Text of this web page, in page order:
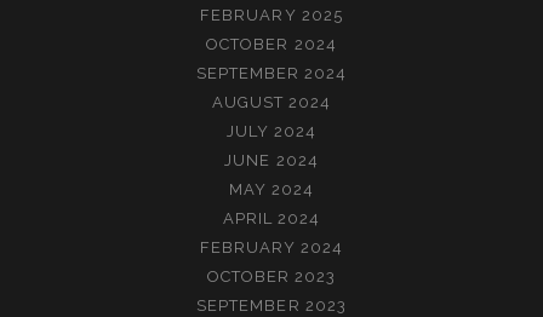
FEBRUARY 2025
OCTOBER 2024
SEPTEMBER 2024
AUGUST 2024
JULY 2024
JUNE 2024
MAY 2024
APRIL 2024
FEBRUARY 2024
OCTOBER 2023
SEPTEMBER 2023